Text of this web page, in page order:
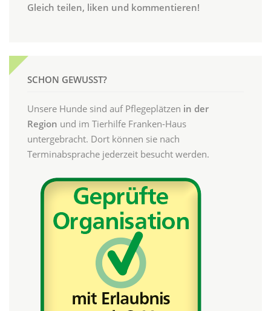
Gleich teilen, liken und kommentieren!
SCHON GEWUSST?
Unsere Hunde sind auf Pflegeplätzen in der
Region und im Tierhilfe Franken-Haus
untergebracht. Dort können sie nach
Terminabsprache jederzeit besucht werden.